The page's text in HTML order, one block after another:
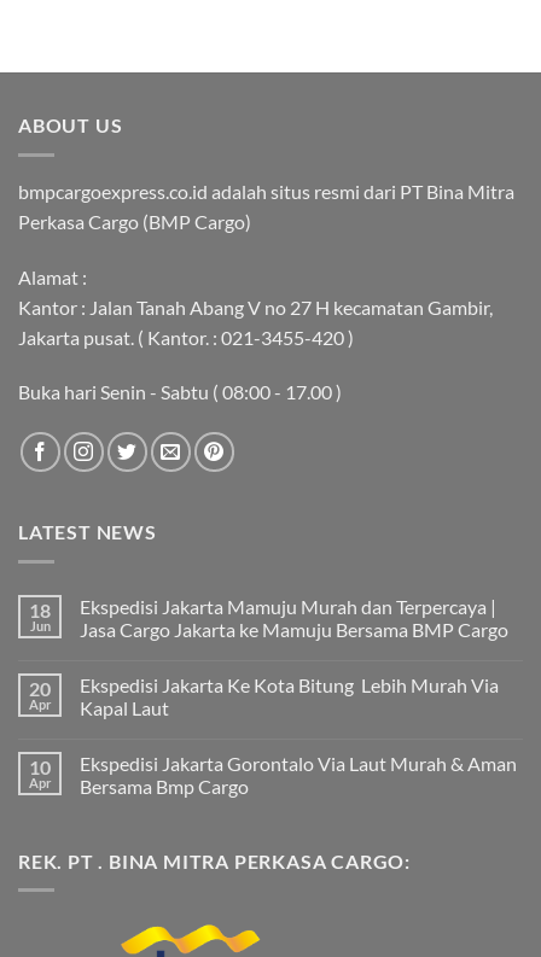
ABOUT US
bmpcargoexpress.co.id adalah situs resmi dari PT Bina Mitra
Perkasa Cargo (BMP Cargo)
Alamat :
Kantor : Jalan Tanah Abang V no 27 H kecamatan Gambir,
Jakarta pusat. ( Kantor. : 021-3455-420 )
Buka hari Senin - Sabtu ( 08:00 - 17.00 )
LATEST NEWS
18
Jun
Ekspedisi Jakarta Mamuju Murah dan Terpercaya |
Jasa Cargo Jakarta ke Mamuju Bersama BMP Cargo
komentar
pada
Ekspedisi
Murah
dan
Terpercaya
Jakarta
ke
20
Apr
Ekspedisi Jakarta Ke Kota Bitung Lebih Murah Via
Kapal Laut
komentar
pada
Ekspedisi
Bitung
Lebih
10
Apr
Ekspedisi Jakarta Gorontalo Via Laut Murah & Aman
Bersama Bmp Cargo
pada
Ekspedisi
REK. PT . BINA MITRA PERKASA CARGO: